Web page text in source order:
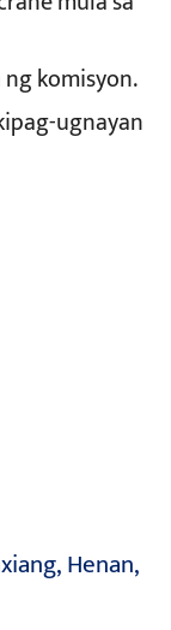
komisyon.
ugnayan
Henan,